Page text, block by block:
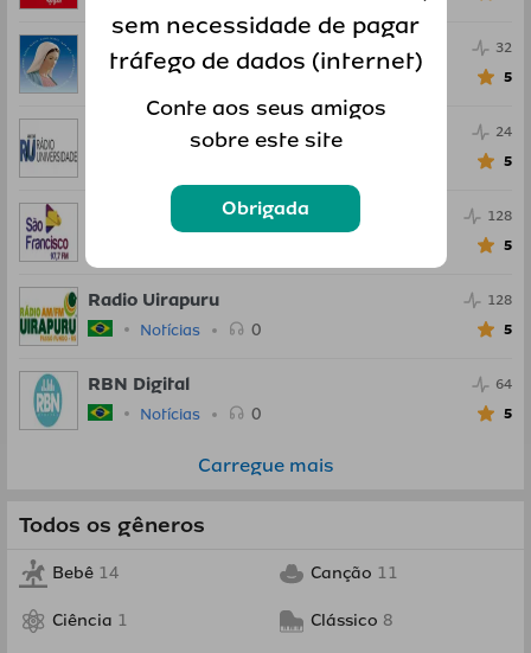
Radio Maria
Notícias
32
5
Radio Universidade
24
5
Radio Sao Francisco
128
5
Radio Uirapuru
Notícias 0
128
5
RBN Digital
Notícias 0
64
5
Carregue mais
Todos os gêneros
Bebê 14 Canção 11
Ciência 1 Clássico 8
sem necessidade de pagar
tráfego de dados (internet)
Conte aos seus amigos
sobre este site
Obrigada